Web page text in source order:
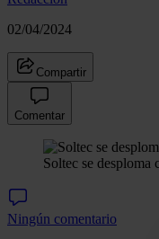
02/04/2024
Compartir
Comentar
Soltec se desploma
Ningún comentario